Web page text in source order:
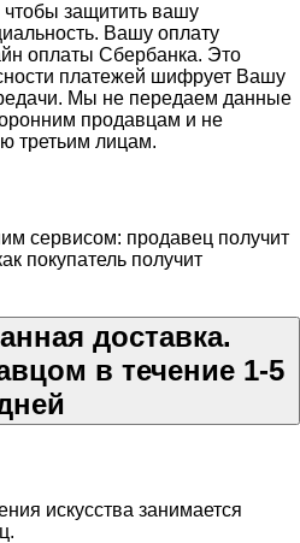
защитить вашу
Вашу оплату
оплаты Сбербанка. Это
платежей шифрует Вашу
Мы не передаем данные
продавцам и не
третьим лицам.
сервисом: продавец получит
покупатель получит
доставка.
в течение 1-5
искусства занимается